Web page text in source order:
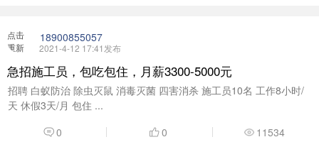
点击
重新
18900855057
2021-4-12 17:41发布
急招施工员，包吃包住，月薪3300-5000元
招聘 白蚁防治 除虫灭鼠 消毒灭菌 四害消杀 施工员10名 工作8小时/
天 休假3天/月 包住 ...
0
0 11534